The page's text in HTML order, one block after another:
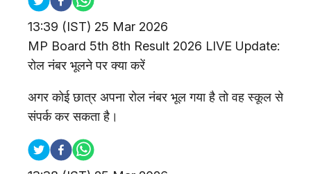
13:39 (IST) 25 Mar 2026
MP Board 5th 8th Result 2026 LIVE Update:
रोल नंबर भूलने पर क्या करें
अगर कोई छात्र अपना रोल नंबर भूल गया है तो वह स्कूल से
संपर्क कर सकता है।